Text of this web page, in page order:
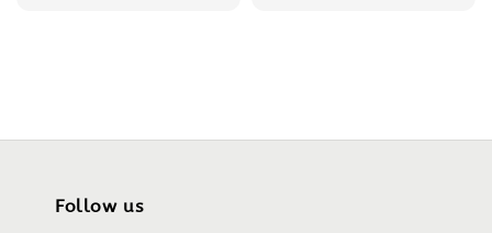
Follow us